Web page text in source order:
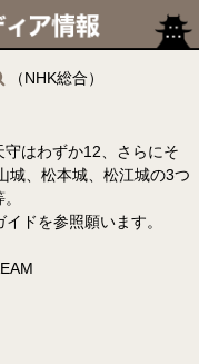
（NHK総合）
守はわずか12、さらにそ
城、松本城、松江城の3つ
ドを参照願います。